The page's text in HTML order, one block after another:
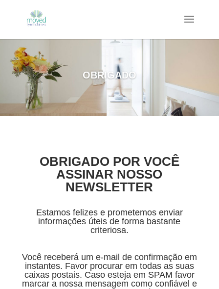
OBRIGADO
OBRIGADO POR VOCÊ
ASSINAR NOSSO
NEWSLETTER
Estamos felizes e prometemos enviar
informações úteis de forma bastante
criteriosa.
Você receberá um e-mail de confirmação em
instantes. Favor procurar em todas as suas
caixas postais. Caso esteja em SPAM favor
marcar a nossa mensagem como confiável e